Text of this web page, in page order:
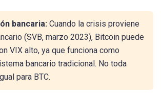
bancaria: Cuando la crisis proviene
(SVB, marzo 2023), Bitcoin puede
VIX alto, ya que funciona como
bancario tradicional. No toda
para BTC.